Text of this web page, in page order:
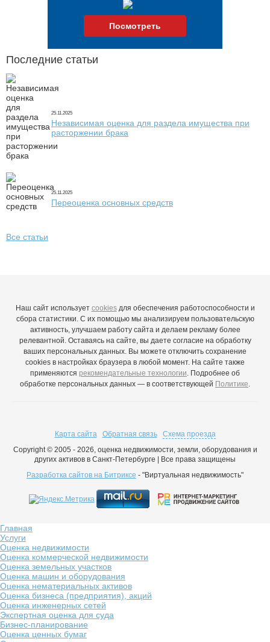
Посмотреть
Последние статьи
25.11.2025
Независимая оценка для раздела имущества при
расторжении брака
25.11.2025
Переоценка основных средств
Все статьи
Наш сайт использует cookiesдля обеспечения работоспособности и
сбора статистики. С их помощью мы анализируем пользовательскую
активность, улучшаем работу сайта и делаем рекламу более
релевантной. Оставаясь на сайте, вы даете согласие на обработку
ваших персональных данных. Вы можете отключить сохранение
cookies в настройках браузера в любой момент. На сайте также
применяются рекомендательные технологии . Подробнее об
обработке персональных данных — в соответствующей Политике
Карта сайта Обратная связь
Схема проезда
Copyright © 2005 - 2026, оценка недвижимости, земли, оборудования и
других активов в Санкт-Петербурге | Все права защищены
Разработка сайтов на Битриксе - "Виртуальная недвижимость"
Главная
Услуги
Оценка недвижимости
Оценка коммерческой недвижимости
Оценка земельных участков
Оценка машин и оборудования
Оценка нематериальных активов
Оценка бизнеса (предприятия), акций
Оценка инженерных сетей
Экспертная оценка для суда
Бизнес-планирование
Оценка ценных бумаг